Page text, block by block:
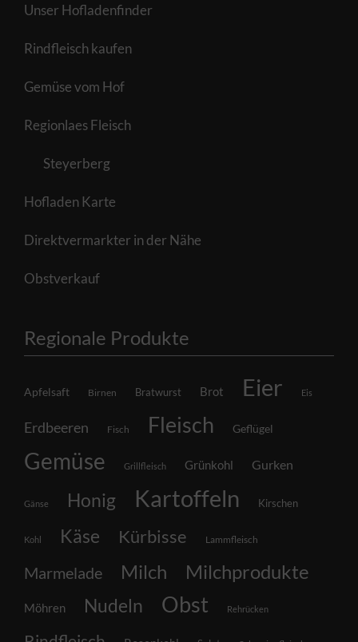
Unser Hofladenfinder
Rindfleisch kaufen
Gemüse vom Hof
Regionlaes Fleisch
Steyerberg
Hofladen Karte
Direktvermarkter in der Nähe
Obstverkauf
Regionale Produkte
Apfelsaft Birnen Bratwurst Brot Eier Eis
Erdbeeren Fisch Fleisch Geflügel
Gemüse Grillfleisch Grünkohl Gurken
Gänse Honig Kartoffeln Kirschen
Kohl Käse Kürbisse Lammfleisch
Marmelade Milch Milchprodukte
Möhren Nudeln Obst Rehrücken